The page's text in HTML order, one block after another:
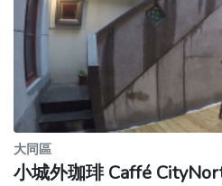
大同區
小城外珈琲 Caffé